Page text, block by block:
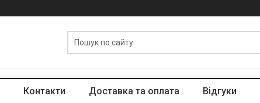
Контакти Доставка та оплата Вiдгуки